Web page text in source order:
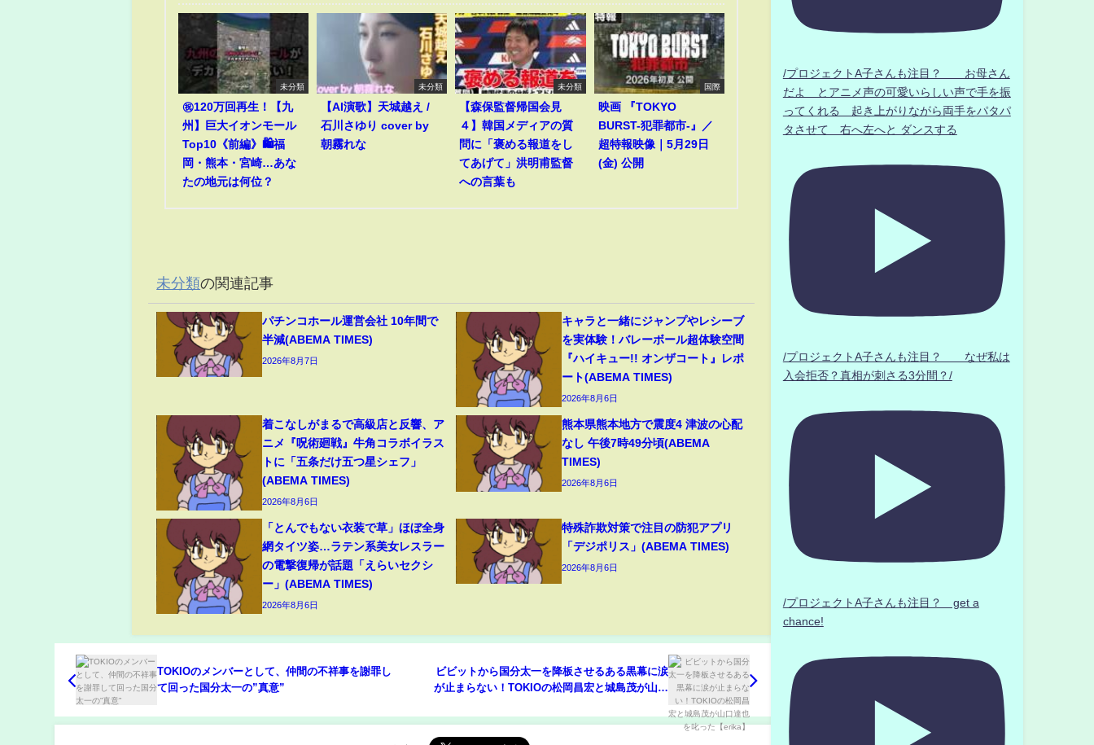
未分類
㊗️120万回再生！【九
州】巨大イオンモール
Top10《前編》🛍️福
岡・熊本・宮崎…あな
たの地元は何位？
未分類
【AI演歌】天城越え /
石川さゆり cover by
朝霧れな
未分類
【森保監督帰国会見
４】韓国メディアの質
問に「褒める報道をし
てあげて」洪明甫監督
への言葉も
国際
映画 『TOKYO
BURST-犯罪都市-』／
超特報映像｜5月29日
(金) 公開
未分類の関連記事
パチンコホール運営会社 10年間で
半減(ABEMA TIMES)
2026年8月7日
キャラと一緒にジャンプやレシーブ
を実体験！バレーボール超体験空間
『ハイキュー!! オンザコート』レポ
ート(ABEMA TIMES)
2026年8月6日
着こなしがまるで高級店と反響、ア
ニメ『呪術廻戦』牛角コラボイラス
トに「五条だけ五つ星シェフ」
(ABEMA TIMES)
2026年8月6日
熊本県熊本地方で震度4 津波の心配
なし 午後7時49分頃(ABEMA
TIMES)
2026年8月6日
「とんでもない衣装で草」ほぼ全身
網タイツ姿…ラテン系美女レスラー
の電撃復帰が話題「えらいセクシ
ー」(ABEMA TIMES)
2026年8月6日
特殊詐欺対策で注目の防犯アプリ
「デジポリス」(ABEMA TIMES)
2026年8月6日
TOKIOのメンバーとして、仲間の不祥事を謝罪し
て回った国分太一の”真意”
ビビットから国分太一を降板させるある黒幕に涙
が止まらない！TOKIOの松岡昌宏と城島茂が山口
/プロジェクトA子さんも注目？ お母さん
だよ とアニメ声の可愛いらしい声で手を振
ってくれる 起き上がりながら両手をパタパ
タさせて 右へ左へと ダンスする
/プロジェクトA子さんも注目？ なぜ私は
入会拒否？真相が刺さる3分間？/
/プロジェクトA子さんも注目？ get a
chance!